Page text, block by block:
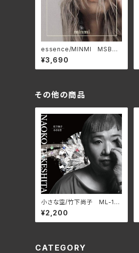
essence/MINMI MSBU-
001
¥3,690
その他の商品
小さな空/竹下尚子 ML-10
48(仕様:CD)
¥2,200
CATEGORY